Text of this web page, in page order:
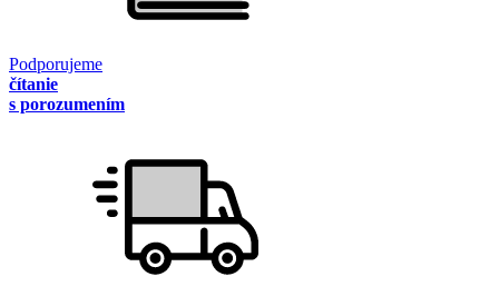
Podporujeme
čítanie
s porozumením